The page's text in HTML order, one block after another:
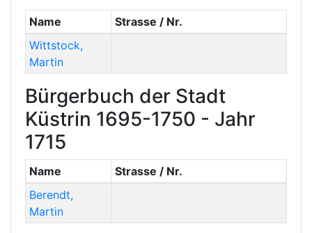
Name
Strasse / Nr.
Wittstock,
Martin
Bürgerbuch der Stadt
Küstrin 1695-1750 - Jahr
1715
Name
Strasse / Nr.
Berendt,
Martin